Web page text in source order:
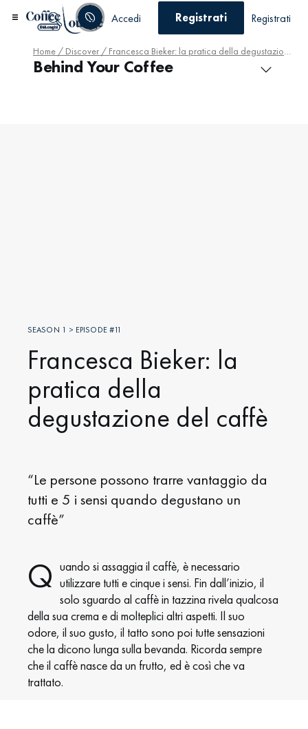
Accedi Registrati Registrati
Home / Discover / Francesca Bieker: la pratica della degustazione del caffè
Behind Your Coffee
SEASON 1 > EPISODE #11
Francesca Bieker: la
pratica della
degustazione del caffè
“Le persone possono trarre vantaggio da
tutti e 5 i sensi quando degustano un
caffè”
Q uando si assaggia il caffè, è necessario
utilizzare tutti e cinque i sensi. Fin dall’inizio, il
solo sguardo al caffè in tazzina rivela qualcosa
della sua crema e di molteplici altri aspetti. Il suo
odore, il suo gusto, il tatto sono poi tutte sensazioni
che la dicono lunga sulla bevanda. Ricorda sempre
che il caffè nasce da un frutto, ed è così che va
trattato.